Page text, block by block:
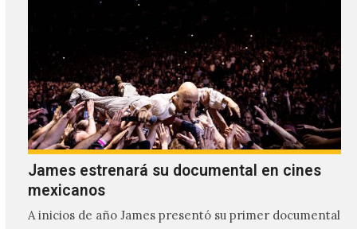
James estrenará su documental en cines
mexicanos
A inicios de año James presentó su primer documental